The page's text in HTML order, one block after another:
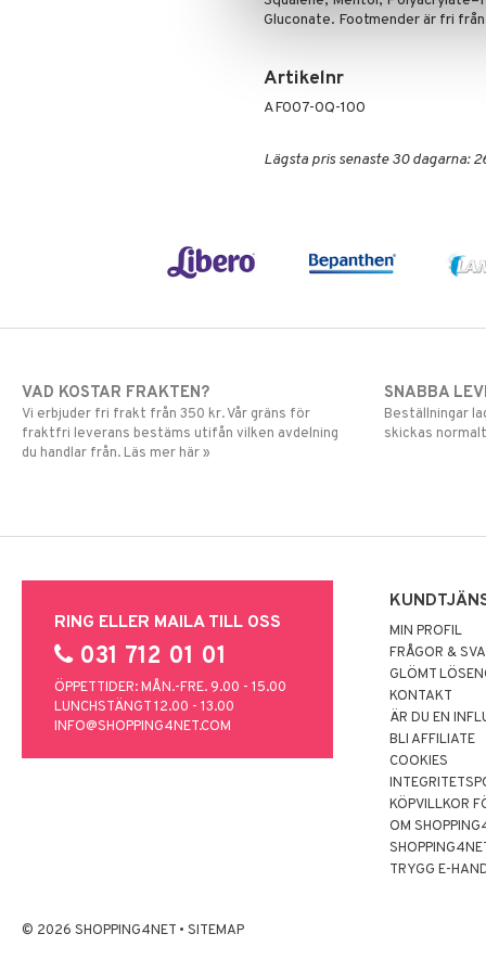
Gluconate. Footmender är fri
Artikelnr
AF007-0Q-100
Lägsta pris senaste 30 dagarna:
VAD KOSTAR FRAKTEN?
Vi erbjuder fri frakt från 350 kr. Vår gräns för
fraktfri leverans bestäms utifån vilken avdelning
du handlar från. Läs mer här »
SNABBA
Beställningar
skickas
RING ELLER MAILA TILL OSS
031 712 01 01
ÖPPETTIDER: MÅN.-FRE. 9.00 - 15.00
LUNCHSTÄNGT 12.00 - 13.00
INFO@SHOPPING4NET.COM
MIN PROFIL
FRÅGOR &
GLÖMT
KONTAKT
ÄR DU EN
BLI AFFILIATE
COOKIES
KÖPVILLKOR
OM
TRYGG E-
© 2026 SHOPPING4NET • SITEMAP